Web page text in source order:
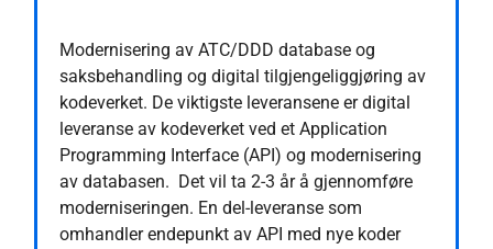
Modernisering av ATC/DDD database og
saksbehandling og digital tilgjengeliggjøring av
kodeverket. De viktigste leveransene er digital
leveranse av kodeverket ved et Application
Programming Interface (API) og modernisering
av databasen. Det vil ta 2-3 år å gjennomføre
moderniseringen. En del-leveranse som
omhandler endepunkt av API med nye koder